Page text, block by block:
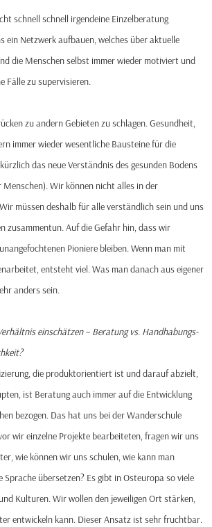
schnell schnell irgendeine Einzelberatung
ein Netzwerk aufbauen, welches über aktuelle
die Menschen selbst immer wieder motiviert und
Fälle zu supervisieren.
zu andern Gebieten zu schlagen. Gesundheit,
immer wieder wesentliche Bausteine für die
das neue Verständnis des gesunden Bodens
Wir können nicht alles in der
müssen deshalb für alle verständlich sein und uns
zusammentun. Auf die Gefahr hin, dass wir
Pioniere bleiben. Wenn man mit
entsteht viel. Was man danach aus eigener
anders sein.
einschätzen – Beratung vs. Handhabungs-
die produktorientiert ist und darauf abzielt,
ist Beratung auch immer auf die Entwicklung
bezogen. Das hat uns bei der Wanderschule
wir einzelne Projekte bearbeiteten, fragen wir uns
wie können wir uns schulen, wie kann man
übersetzen? Es gibt in Osteuropa so viele
Kulturen. Wir wollen den jeweiligen Ort stärken,
entwickeln kann. Dieser Ansatz ist sehr fruchtbar.